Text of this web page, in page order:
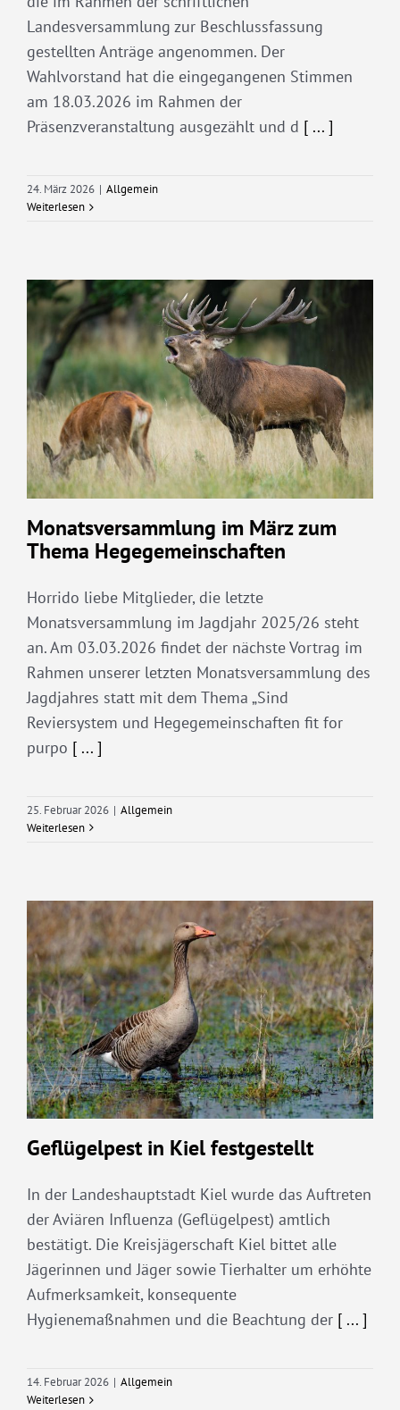
Landesversammlung zur Beschlussfassung
gestellten Anträge angenommen. Der
Wahlvorstand hat die eingegangenen Stimmen
am 18.03.2026 im Rahmen der
Präsenzveranstaltung ausgezählt und d [ ... ]
24. März 2026 | Allgemein
Weiterlesen
Monatsversammlung im März zum
Thema Hegegemeinschaften
Horrido liebe Mitglieder, die letzte
Monatsversammlung im Jagdjahr 2025/26 steht
an. Am 03.03.2026 findet der nächste Vortrag im
Rahmen unserer letzten Monatsversammlung des
Jagdjahres statt mit dem Thema „Sind
Reviersystem und Hegegemeinschaften fit for
purpo [ ... ]
25. Februar 2026 | Allgemein
Weiterlesen
Geflügelpest in Kiel festgestellt
In der Landeshauptstadt Kiel wurde das Auftreten
der Aviären Influenza (Geflügelpest) amtlich
bestätigt. Die Kreisjägerschaft Kiel bittet alle
Jägerinnen und Jäger sowie Tierhalter um erhöhte
Aufmerksamkeit, konsequente
Hygienemaßnahmen und die Beachtung der [ ... ]
14. Februar 2026 | Allgemein
Weiterlesen